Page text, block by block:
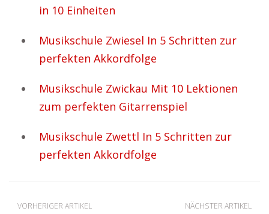
in 10 Einheiten
Musikschule Zwiesel In 5 Schritten zur
perfekten Akkordfolge
Musikschule Zwickau Mit 10 Lektionen
zum perfekten Gitarrenspiel
Musikschule Zwettl In 5 Schritten zur
perfekten Akkordfolge
VORHERIGER ARTIKEL NÄCHSTER ARTIKEL